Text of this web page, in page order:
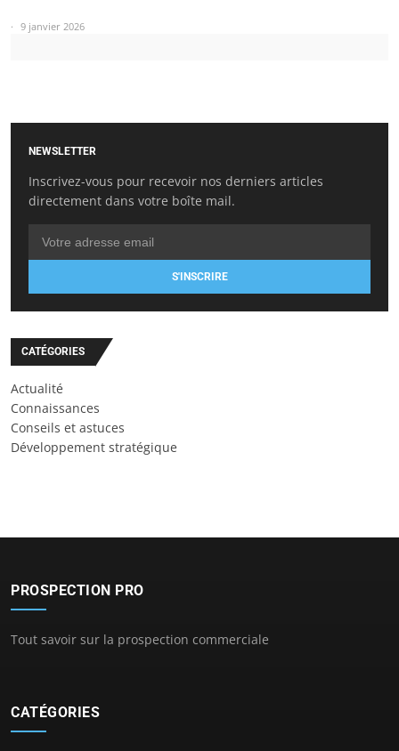
9 janvier 2026
NEWSLETTER
Inscrivez-vous pour recevoir nos derniers articles
directement dans votre boîte mail.
S'INSCRIRE
CATÉGORIES
Actualité
Connaissances
Conseils et astuces
Développement stratégique
PROSPECTION PRO
Tout savoir sur la prospection commerciale
CATÉGORIES